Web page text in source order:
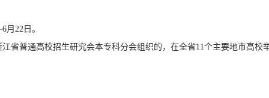
22日。
省普通高校招生研究会本专科分会组织的，在全省11个主要地市高校